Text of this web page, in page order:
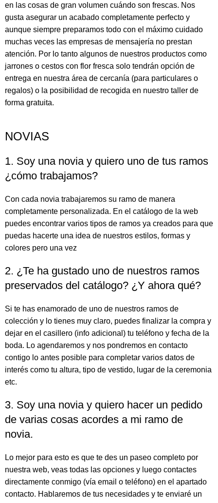
en las cosas de gran volumen cuándo son frescas. Nos
gusta asegurar un acabado completamente perfecto y
aunque siempre preparamos todo con el máximo cuidado
muchas veces las empresas de mensajería no prestan
atención. Por lo tanto algunos de nuestros productos como
jarrones o cestos con flor fresca solo tendrán opción de
entrega en nuestra área de cercanía (para particulares o
regalos) o la posibilidad de recogida en nuestro taller de
forma gratuita.
NOVIAS
1. Soy una novia y quiero uno de tus ramos
¿cómo trabajamos?
Con cada novia trabajaremos su ramo de manera
completamente personalizada. En el catálogo de la web
puedes encontrar varios tipos de ramos ya creados para que
puedas hacerte una idea de nuestros estilos, formas y
colores pero una vez
2. ¿Te ha gustado uno de nuestros ramos
preservados del catálogo? ¿Y ahora qué?
Si te has enamorado de uno de nuestros ramos de
colección y lo tienes muy claro, puedes finalizar la compra y
dejar en el casillero (info adicional) tu teléfono y fecha de la
boda. Lo agendaremos y nos pondremos en contacto
contigo lo antes posible para completar varios datos de
interés como tu altura, tipo de vestido, lugar de la ceremonia
etc.
3. Soy una novia y quiero hacer un pedido
de varias cosas acordes a mi ramo de
novia.
Lo mejor para esto es que te des un paseo completo por
nuestra web, veas todas las opciones y luego contactes
directamente conmigo (vía email o teléfono) en el apartado
contacto. Hablaremos de tus necesidades y te enviaré un